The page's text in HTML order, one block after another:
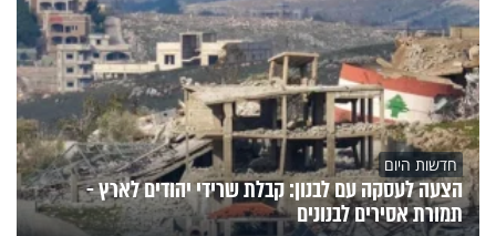
חדשות היום
הצעה לעסקה עם לבנון: קבלת שרידי יהודים לארץ -
תמורת אסירים לבנונים